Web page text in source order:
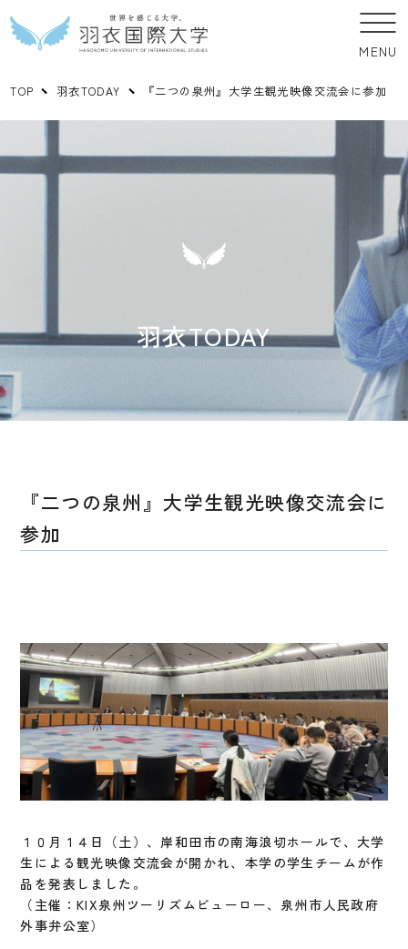
MENU
TOP 羽衣TODAY 『二つの泉州』大学生観光映像交流会に参加
羽衣TODAY
『二つの泉州』大学生観光映像交流会に
参加
１０月１４日（土）、岸和田市の南海浪切ホールで、大学
生による観光映像交流会が開かれ、本学の学生チームが作
品を発表しました。
（主催：KIX泉州ツーリズムビューロー、泉州市人民政府
外事弁公室）